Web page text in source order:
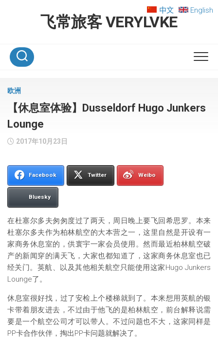
飞常旅客 VERYLVKE
中文 English
欧洲
【休息室体验】Dusseldorf Hugo Junkers
Lounge
2017年10月23日
Facebook Twitter Weibo
Bluesky
在杜塞尔多夫匆匆度过了两天，周日晚上要飞回希思罗。本来
杜塞尔多夫作为柏林航空的大本营之一，这里自然是开设有一
家商务休息室的，供寰宇一家会员使用。然而最近柏林航空破
产的新闻穿的满天飞，大家也都知道了，这家商务休息室也已
经关门。英航、以及其他相关航空只能使用这家Hugo Junkers
Lounge了。
休息室很好找，过了安检上个楼梯就到了。本来想用英航的银
卡带着朋友进去，不过由于他飞的是柏林航空，前台解释说需
要是一个航空公司才可以带人。不过问题也不大，这家同样是
PP卡合作伙伴，掏出PP卡问题就解决了。